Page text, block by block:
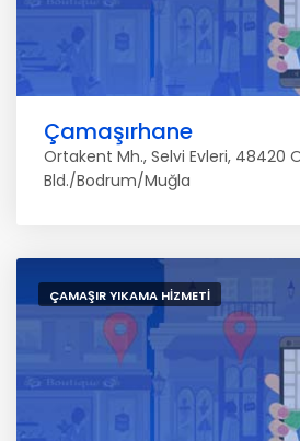
Çamaşırhane
Ortakent Mh., Selvi Evleri, 48420
Bld./Bodrum/Muğla
ÇAMAŞIR YIKAMA HIZMETI